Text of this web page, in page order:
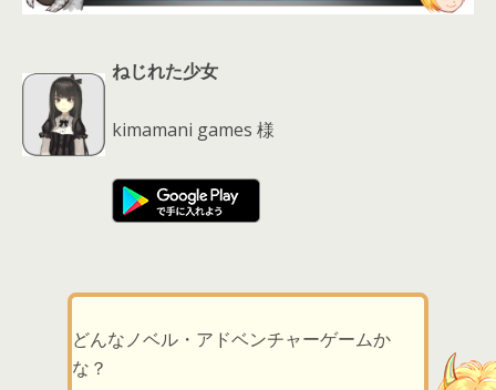
ねじれた少女
kimamani games 様
どんなノベル・アドベンチャーゲームか
な？